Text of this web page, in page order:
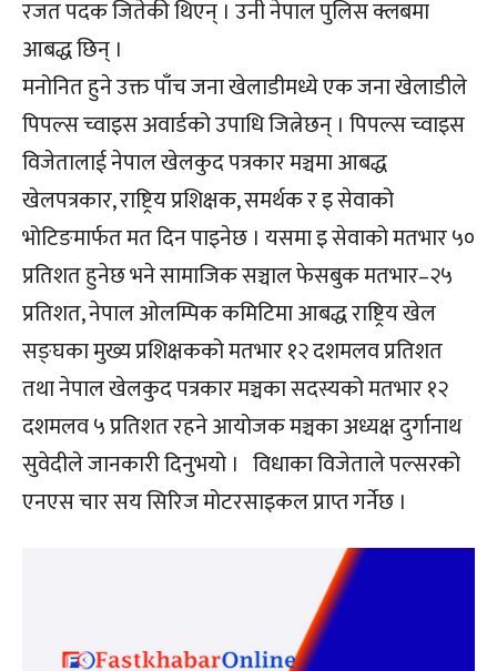
रजत पदक जितेकी थिएन् । उनी नेपाल पुलिस क्लबमा
आबद्ध छिन् ।
मनोनित हुने उक्त पाँच जना खेलाडीमध्ये एक जना खेलाडीले
पिपल्स च्वाइस अवार्डको उपाधि जित्नेछन् । पिपल्स च्वाइस
विजेतालाई नेपाल खेलकुद पत्रकार मञ्चमा आबद्ध
खेलपत्रकार, राष्ट्रिय प्रशिक्षक, समर्थक र इ सेवाको
भोटिङमार्फत मत दिन पाइनेछ । यसमा इ सेवाको मतभार ५०
प्रतिशत हुनेछ भने सामाजिक सञ्चाल फेसबुक मतभार–२५
प्रतिशत, नेपाल ओलम्पिक कमिटिमा आबद्ध राष्ट्रिय खेल
सङ्घका मुख्य प्रशिक्षकको मतभार १२ दशमलव प्रतिशत
तथा नेपाल खेलकुद पत्रकार मञ्चका सदस्यको मतभार १२
दशमलव ५ प्रतिशत रहने आयोजक मञ्चका अध्यक्ष दुर्गानाथ
सुवेदीले जानकारी दिनुभयो । विधाका विजेताले पल्सरको
एनएस चार सय सिरिज मोटरसाइकल प्राप्त गर्नेछ ।